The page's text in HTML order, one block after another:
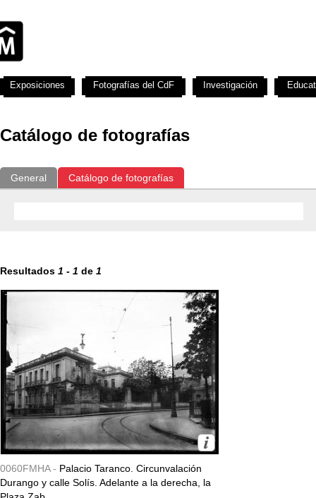
Catálogo de fotografías
General Catálogo de fotografías
Resultados 1 - 1 de 1
0060FMHA - Palacio Taranco. Circunvalación
Durango y calle Solís. Adelante a la derecha, la
Exposiciones Fotografías del CdF Investigación